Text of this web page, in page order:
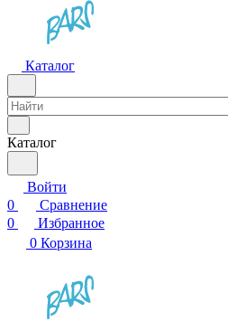
Каталог
Каталог
Войти
0
Сравнение
0
Избранное
0 Корзина